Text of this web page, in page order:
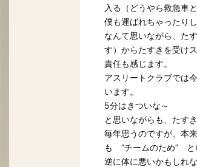
入る（どうやら救急車
僕も運ばれちゃったりし
なんて思いながら、た
す）からたすきを受け
責任も感じます。
アスリートクラブでは
います。
5分はきついな～
と思いながらも、たす
毎年思うのですが、本
も ”チームのため” と
逆に体に悪いかもしれな